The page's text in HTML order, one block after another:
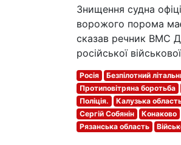
Знищення судна
ворожого порома
сказав речник ВМС
російської
Росія Безпілотний
Протиповітряна боротьба
Поліція.
Калузька
Сергій Собянін
Конаково
Рязанська область